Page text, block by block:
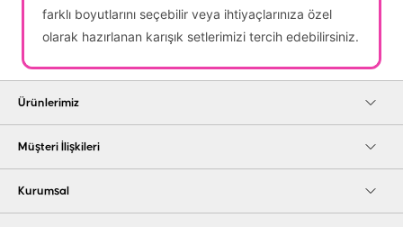
farklı boyutlarını seçebilir veya ihtiyaçlarınıza özel
olarak hazırlanan karışık setlerimizi tercih edebilirsiniz.
Ürünlerimiz
Müşteri İlişkileri
Kurumsal